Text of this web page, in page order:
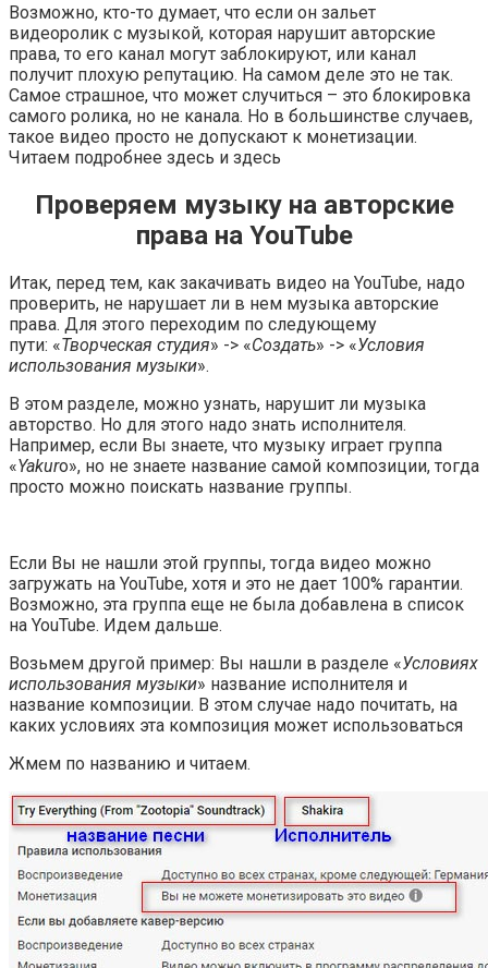
Возможно, кто-то думает, что если он зальет
видеоролик с музыкой, которая нарушит авторские
права, то его канал могут заблокируют, или канал
получит плохую репутацию. На самом деле это не так.
Самое страшное, что может случиться – это блокировка
самого ролика, но не канала. Но в большинстве случаев,
такое видео просто не допускают к монетизации.
Читаем подробнее здесь и здесь
Проверяем музыку на авторские
права на YouTube
Итак, перед тем, как закачивать видео на YouTube, надо
проверить, не нарушает ли в нем музыка авторские
права. Для этого переходим по следующему
пути: «Творческая студия» -> «Создать» -> «Условия
использования музыки».
В этом разделе, можно узнать, нарушит ли музыка
авторство. Но для этого надо знать исполнителя.
Например, если Вы знаете, что музыку играет группа
«Yakuro», но не знаете название самой композиции, тогда
просто можно поискать название группы.
Если Вы не нашли этой группы, тогда видео можно
загружать на YouTube, хотя и это не дает 100% гарантии.
Возможно, эта группа еще не была добавлена в список
на YouTube. Идем дальше.
Возьмем другой пример: Вы нашли в разделе «Условиях
использования музыки» название исполнителя и
название композиции. В этом случае надо почитать, на
каких условиях эта композиция может использоваться
Жмем по названию и читаем.